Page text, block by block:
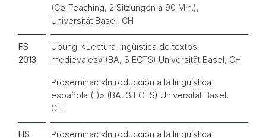
(Co-Teaching, 2 Sitzungen à 90 Min.),
Universität Basel, CH
FS
2013
Übung: «Lectura lingüística de textos
medievales» (BA, 3 ECTS) Universität Basel, CH
Proseminar: «Introducción a la lingüística
española (II)» (BA, 3 ECTS) Universität Basel,
CH
HS
Proseminar: «Introducción a la lingüística